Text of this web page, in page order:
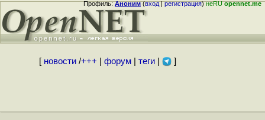
Профиль:Аноним(вход|регистрация)неRUopennet.me
[ новости/+++ форум| теги| ]